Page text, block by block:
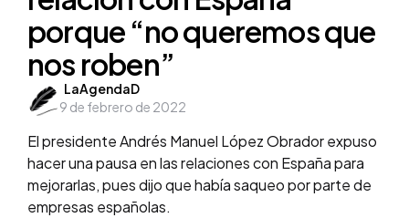
porque “no queremos que
nos roben”
Posted
by
LaAgendaD
9 de febrero de 2022
El presidente Andrés Manuel López Obrador expuso
hacer una pausa en las relaciones con España para
mejorarlas, pues dijo que había saqueo por parte de
empresas españolas.